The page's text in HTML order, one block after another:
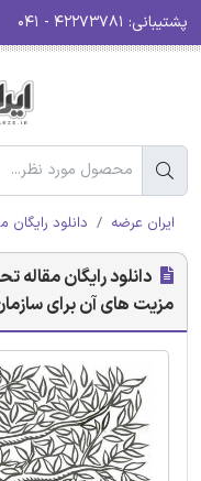
پشتیبانی:
ایران عرضه دانلود
دانلود رایگان مقاله
مزیت های آن برای